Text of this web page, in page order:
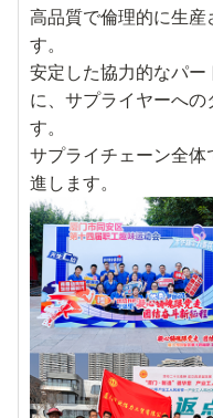
高品質で倫理的に生産
す。
安定した協力的なパー
に、サプライヤーへの
す。
サプライチェーン全体
進します。